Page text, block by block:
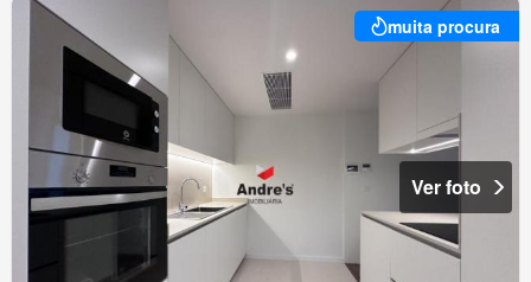
muita procura
Ver foto